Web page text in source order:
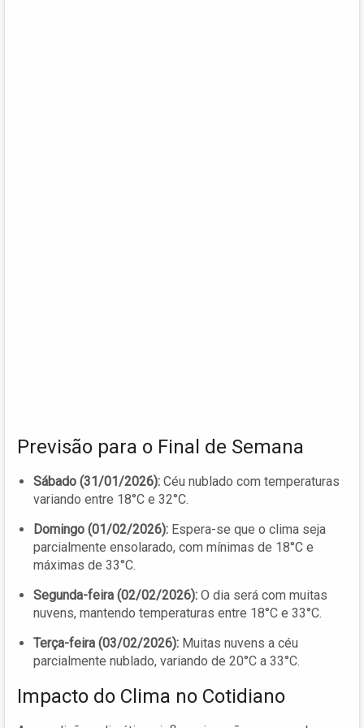
Previsão para o Final de Semana
Sábado (31/01/2026): Céu nublado com temperaturas
variando entre 18°C e 32°C.
Domingo (01/02/2026): Espera-se que o clima seja
parcialmente ensolarado, com mínimas de 18°C e
máximas de 33°C.
Segunda-feira (02/02/2026): O dia será com muitas
nuvens, mantendo temperaturas entre 18°C e 33°C.
Terça-feira (03/02/2026): Muitas nuvens a céu
parcialmente nublado, variando de 20°C a 33°C.
Impacto do Clima no Cotidiano